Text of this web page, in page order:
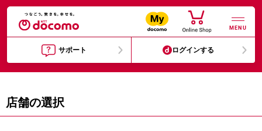
MENU
サポート ログインする
店舗の選択